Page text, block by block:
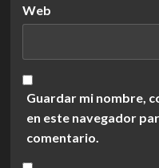
Web
Guardar mi nombre,
en este navegador
comentario.